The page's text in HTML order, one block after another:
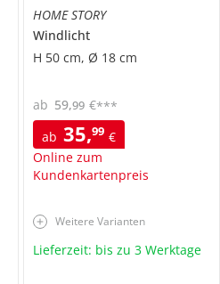
HOME STORY
Windlicht
H 50 cm, Ø 18 cm
ab 35,99 €
Online zum
Kundenkartenpreis
ab 59,99 €***
Weitere Varianten
Lieferzeit: bis zu 3 Werktage